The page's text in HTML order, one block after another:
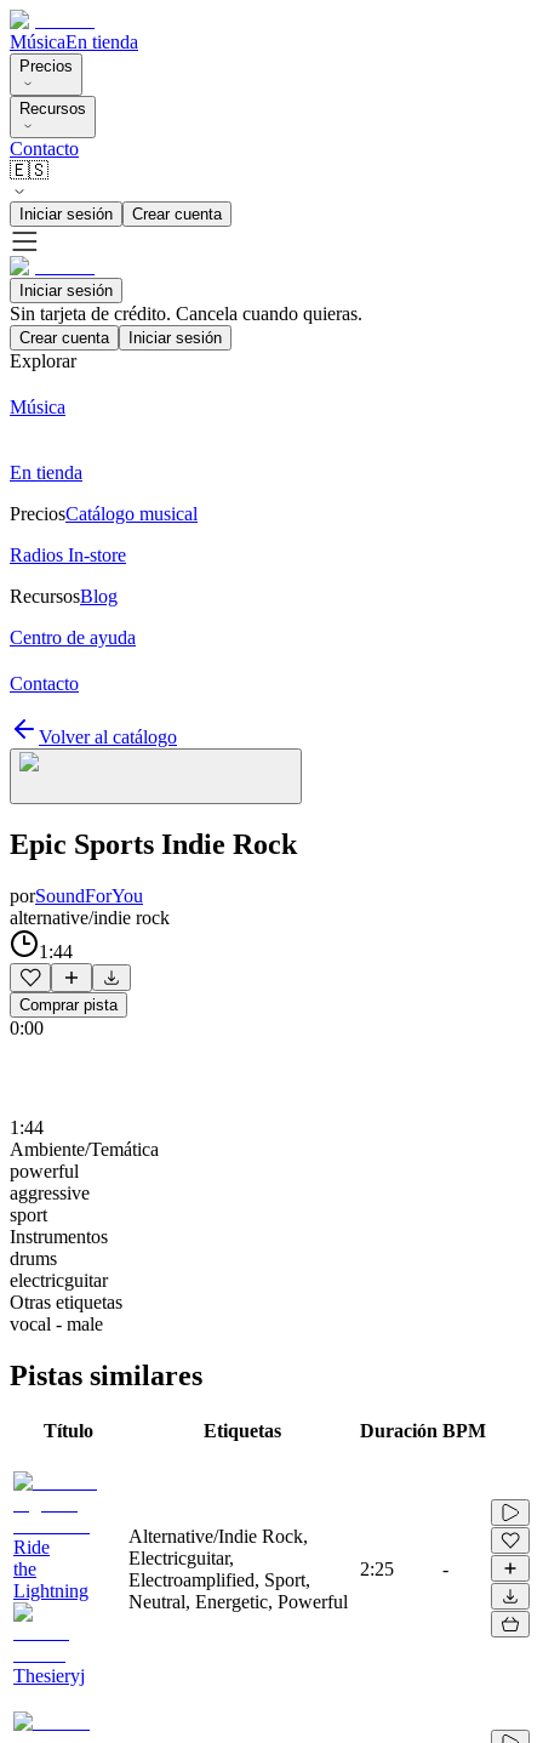
MúsicaEn tienda
Precios
Recursos
Contacto
🇪🇸
Iniciar sesión Crear cuenta
Iniciar sesión
Sin tarjeta de crédito. Cancela cuando quieras.
Crear cuenta Iniciar sesión
Explorar
Música
En tienda
PreciosCatálogo musical
Radios In-store
RecursosBlog
Centro de ayuda
Contacto
Volver al catálogo
Epic Sports Indie Rock
porSoundForYou
alternative/indie rock
1:44
Comprar pista
0:00
1:44
Ambiente/Temática
powerful
aggressive
sport
Instrumentos
drums
electricguitar
Otras etiquetas
vocal - male
Pistas similares
Título Etiquetas Duración BPM
Ride
the
Lightning
Thesieryj
Alternative/Indie Rock,
Electricguitar,
Electroamplified, Sport,
Neutral, Energetic, Powerful
2:25 -